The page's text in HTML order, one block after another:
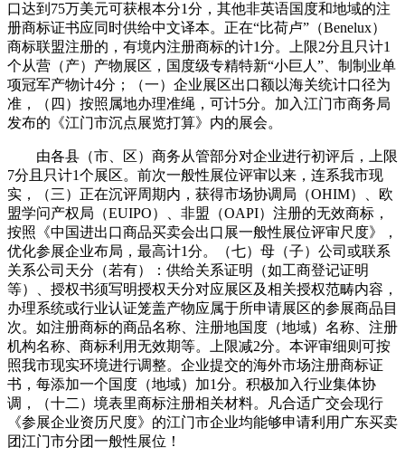
口达到75万美元可获根本分1分，其他非英语国度和地域的注
册商标证书应同时供给中文译本。正在“比荷卢”（Benelux）
商标联盟注册的，有境内注册商标的计1分。上限2分且只计1
个从营（产）产物展区，国度级专精特新“小巨人”、制制业单
项冠军产物计4分；（一）企业展区出口额以海关统计口径为
准，（四）按照属地办理准绳，可计5分。加入江门市商务局
发布的《江门市沉点展览打算》内的展会。
由各县（市、区）商务从管部分对企业进行初评后，上限
7分且只计1个展区。前次一般性展位评审以来，连系我市现
实，（三）正在沉评周期内，获得市场协调局（OHIM）、欧
盟学问产权局（EUIPO）、非盟（OAPI）注册的无效商标，
按照《中国进出口商品买卖会出口展一般性展位评审尺度》，
优化参展企业布局，最高计1分。（七）母（子）公司或联系
关系公司天分（若有）：供给关系证明（如工商登记证明
等）、授权书须写明授权天分对应展区及相关授权范畴内容，
办理系统或行业认证笼盖产物应属于所申请展区的参展商品目
次。如注册商标的商品名称、注册地国度（地域）名称、注册
机构名称、商标利用无效期等。上限减2分。本评审细则可按
照我市现实环境进行调整。企业提交的海外市场注册商标证
书，每添加一个国度（地域）加1分。积极加入行业集体协
调，（十二）境表里商标注册相关材料。凡合适广交会现行
《参展企业资历尺度》的江门市企业均能够申请利用广东买卖
团江门市分团一般性展位！